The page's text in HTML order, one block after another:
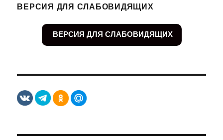
ВЕРСИЯ ДЛЯ СЛАБОВИДЯЩИХ
ВЕРСИЯ ДЛЯ СЛАБОВИДЯЩИХ